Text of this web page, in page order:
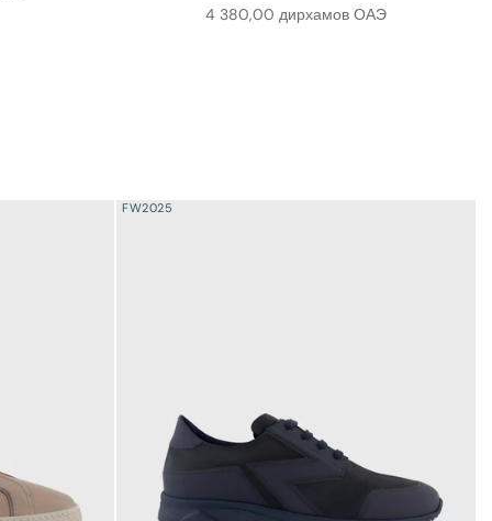
Цена продажи
4 380,00 дирхамов ОАЭ
FW2025